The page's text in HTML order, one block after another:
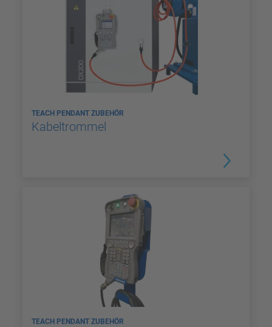
TEACH PENDANT ZUBEHÖR
Kabeltrommel
TEACH PENDANT ZUBEHÖR